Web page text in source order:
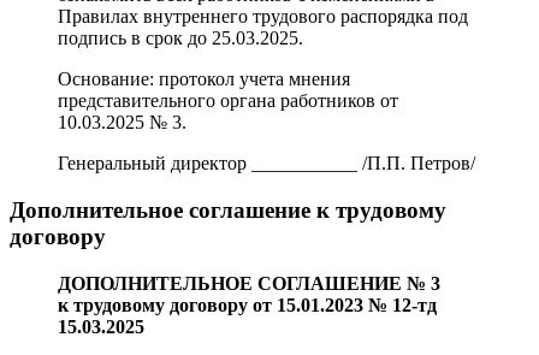
Правилах внутреннего трудового распорядка под
подпись в срок до 25.03.2025.
Основание: протокол учета мнения
представительного органа работников от
10.03.2025 № 3.
Генеральный директор ___________ /П.П. Петров/
Дополнительное соглашение к трудовому
договору
ДОПОЛНИТЕЛЬНОЕ СОГЛАШЕНИЕ № 3
к трудовому договору от 15.01.2023 № 12-тд
15.03.2025